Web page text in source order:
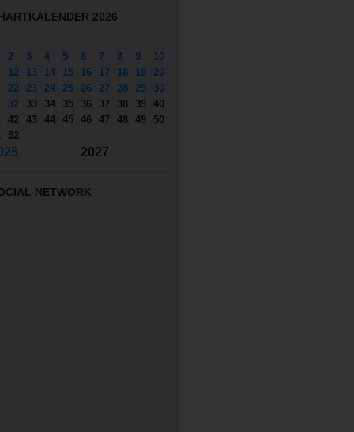
2026
2 3 4 5 6 7 8 9
10
12 13 14 15 16 17 18 19
20
22 23 24 25 26 27 28 29
30
32 33 34 35 36 37 38 39 40
42 43 44 45 46 47 48 49
50
52
2027
NETWORK